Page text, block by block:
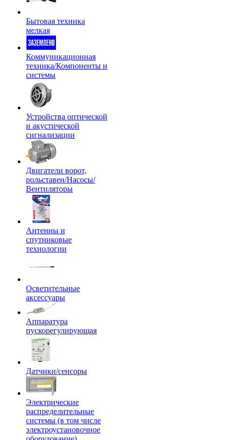
Бытовая техника
мелкая
Коммуникационная
техника/Компоненты и
системы
Устройства оптической
и акустической
сигнализации
Двигатели ворот,
рольставен/Насосы/
Вентиляторы
Антенны и
спутниковые
технологии
Осветительные
аксессуары
Аппаратура
пускорегулирующая
Датчики/сенсоры
Электрические
распределительные
системы (в том числе
электроустановочное